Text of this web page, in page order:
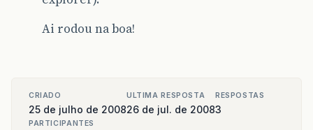
Ai rodou na boa!
CRIADO
25 de julho de 2008
ULTIMA RESPOSTA
26 de jul. de 2008
RESPOSTAS
3
PARTICIPANTES